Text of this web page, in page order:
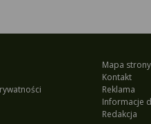
Mapa strony
Kontakt
Reklama
Informacje
Redakcja